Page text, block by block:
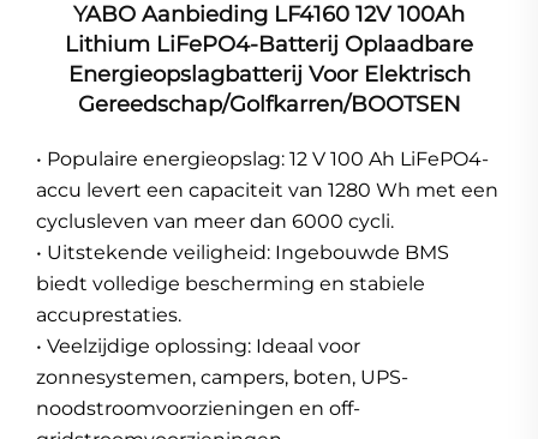
YABO Aanbieding LF4160 12V 100Ah
Lithium LiFePO4-Batterij Oplaadbare
Energieopslagbatterij Voor Elektrisch
Gereedschap/golfkarren/BOOTSEN
• Populaire energieopslag: 12 V 100 Ah LiFePO4-
accu levert een capaciteit van 1280 Wh met een
cyclusleven van meer dan 6000 cycli.
• Uitstekende veiligheid: Ingebouwde BMS
biedt volledige bescherming en stabiele
accuprestaties.
• Veelzijdige oplossing: Ideaal voor
zonnesystemen, campers, boten, UPS-
noodstroomvoorzieningen en off-